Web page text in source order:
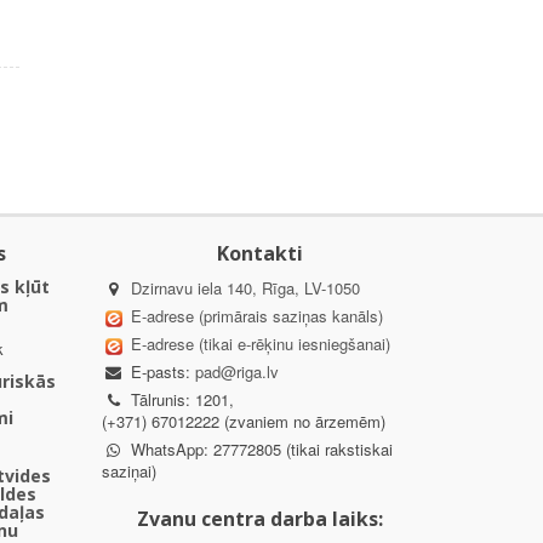
kļūt
Kontakti
Dzirnavu iela 140, Rīga, LV-1050
E-adrese (primārais saziņas kanāls)
E-adrese (tikai e-rēķinu iesniegšanai)
E-pasts: pad@riga.lv
Tālrunis: 1201,
(+371) 67012222 (zvaniem no ārzemēm)
WhatsApp: 27772805 (tikai rakstiskai
saziņai)
Zvanu centra darba laiks: